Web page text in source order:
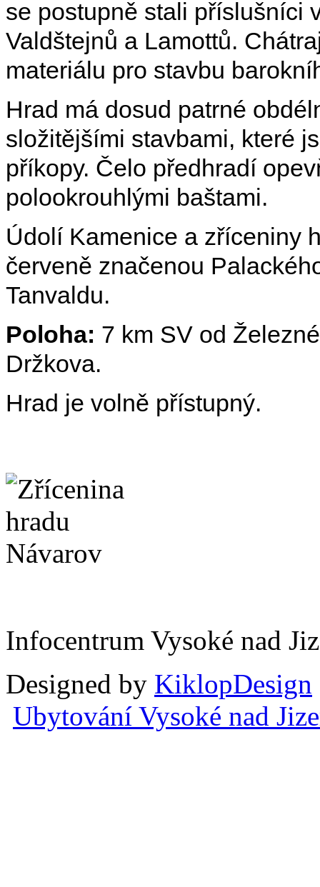
se postupně stali příslušníci
Valdštejnů a Lamottů.
materiálu pro stavbu
Hrad má dosud patrné
složitějšími stavbami, které
příkopy. Čelo předhradí
polookrouhlými baštami.
Údolí Kamenice a zříceniny
červeně značenou
Tanvaldu.
Poloha: 7 km SV od
Držkova.
Hrad je volně přístupný.
Infocentrum Vysoké nad
Designed by KiklopDesign
Ubytování Vysoké nad